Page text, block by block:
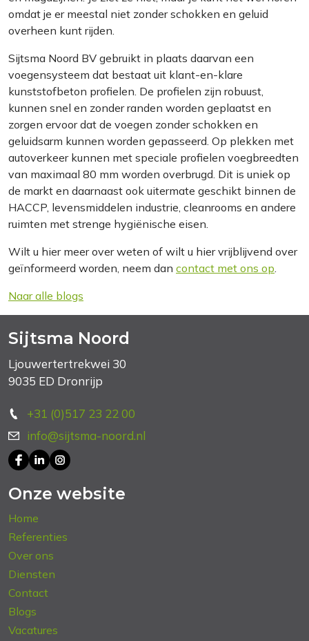
omdat je er meestal niet zonder schokken en geluid
overheen kunt rijden.
Sijtsma Noord BV gebruikt in plaats daarvan een
voegensysteem dat bestaat uit klant-en-klare
kunststofbeton profielen. De profielen zijn robuust,
kunnen snel en zonder randen worden geplaatst en
zorgen ervoor dat de voegen zonder schokken en
geluidsarm kunnen worden gepasseerd. Op plekken met
autoverkeer kunnen met speciale profielen voegbreedten
van maximaal 80 mm worden overbrugd. Dit is uniek op
de markt en daarnaast ook uitermate geschikt binnen de
HACCP, levensmiddelen industrie, cleanrooms en andere
ruimten met strenge hygiënische eisen.
Wilt u hier meer over weten of wilt u hier vrijblijvend over
geïnformeerd worden, neem dan contact met ons op
Naar alle blogs
Sijtsma Noord
Ljouwertertrekwei 30
9035 ED Dronrijp
+31 (0)517 23 22 00
info@sijtsma-noord.nl
Onze website
Home
Referenties
Over ons
Diensten
Contact
Blogs
Vacatures